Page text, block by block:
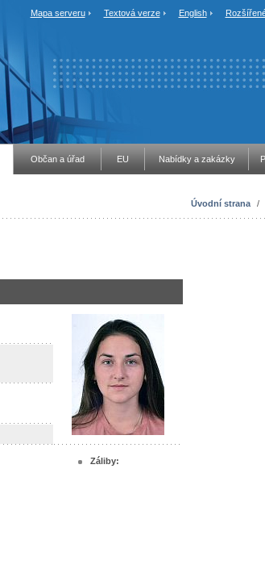
Mapa serveru Textová verze English
Občan a úřad EU Nabídky a zakázky
Úvodní strana /
Záliby: